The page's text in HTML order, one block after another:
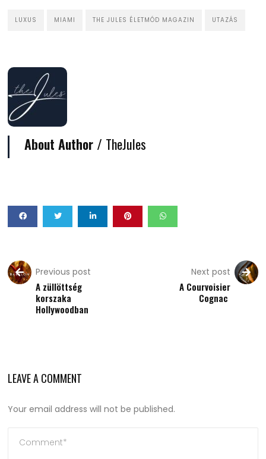
LUXUS MIAMI THE JULES ÉLETMÓD MAGAZIN UTAZÁS
About Author / TheJules
Previous post
A züllöttség
korszaka
Hollywoodban
Next post
A Courvoisier
Cognac
LEAVE A COMMENT
Your email address will not be published.